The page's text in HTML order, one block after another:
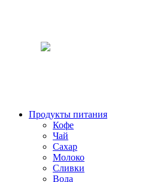
Продукты питания
Кофе
Чай
Сахар
Молоко
Сливки
Вода